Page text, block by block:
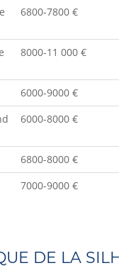
6800-7800 €
8000-11 000 €
6000-9000 €
6000-8000 €
6800-8000 €
7000-9000 €
DE LA